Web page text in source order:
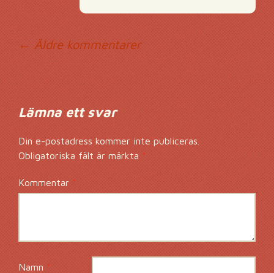
← Äldre kommentarer
Lämna ett svar
Din e-postadress kommer inte publiceras.
Obligatoriska fält är märkta*
Kommentar*
Namn*